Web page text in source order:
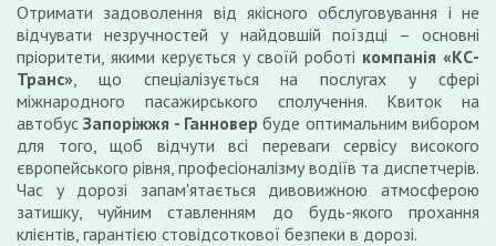
Отримати задоволення від якісного обслуговування і не
відчувати незручностей у найдовшій поїздці – основні
пріоритети, якими керується у своїй роботі компанія «КС-
Транс», що спеціалізується на послугах у сфері
міжнародного пасажирського сполучення. Квиток на
автобусЗапоріжжя - Ганновербуде оптимальним вибором
для того, щоб відчути всі переваги сервісу високого
європейського рівня, професіоналізму водіїв та диспетчерів.
Час у дорозі запам'ятається дивовижною атмосферою
затишку, чуйним ставленням до будь-якого прохання
клієнтів, гарантією стовідсоткової безпеки в дорозі.